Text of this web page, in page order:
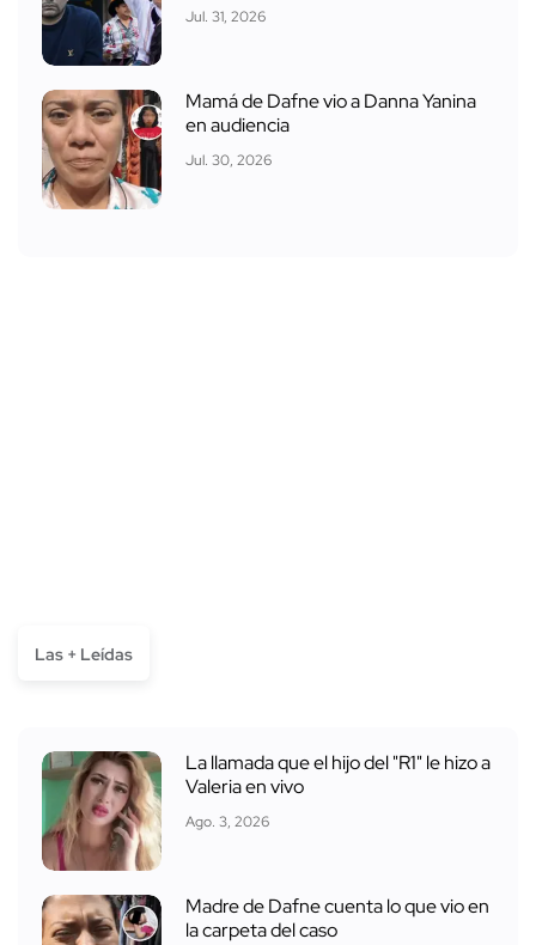
Jul. 31, 2026
Mamá de Dafne vio a Danna Yanina
en audiencia
Jul. 30, 2026
Las + Leídas
La llamada que el hijo del "R1" le hizo a
Valeria en vivo
Ago. 3, 2026
Madre de Dafne cuenta lo que vio en
la carpeta del caso